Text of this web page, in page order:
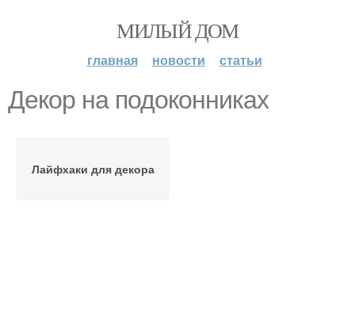
МИЛЫЙ ДОМ
главная новости статьи
Декор на подоконниках
Лайфхаки для декора